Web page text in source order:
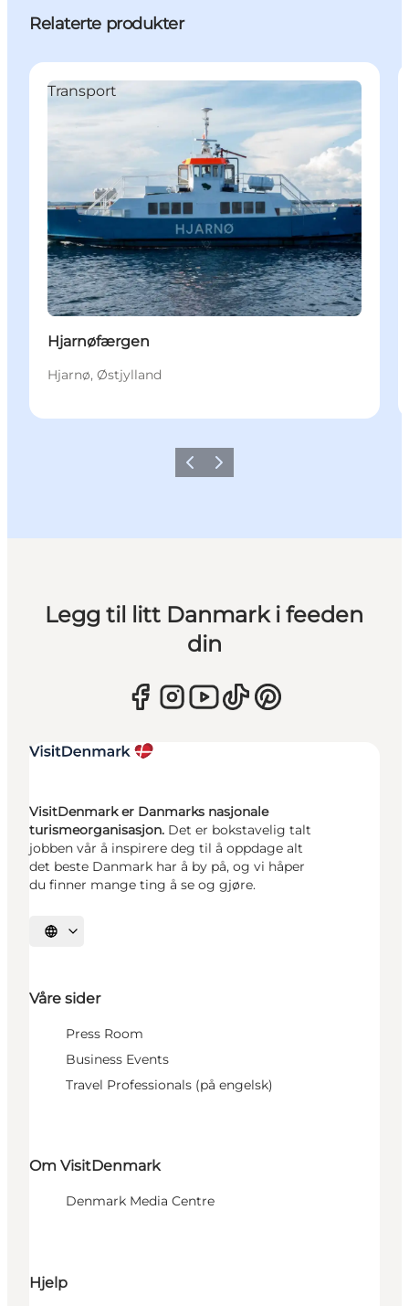
Relaterte produkter
Transport
Hjarnøfærgen
Hjarnø, Østjylland
ForrigeNeste
Legg til litt Danmark i feeden
din
VisitDenmark er Danmarks nasjonale
turismeorganisasjon. Det er bokstavelig talt
jobben vår å inspirere deg til å oppdage alt
det beste Danmark har å by på, og vi håper
du finner mange ting å se og gjøre.
Velg språk
Våre sider
Press Room
Business Events
Travel Professionals (på engelsk)
Om VisitDenmark
Denmark Media Centre
Hjelp